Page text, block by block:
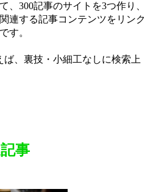
、300記事のサイトを3つ作り、
連する記事コンテンツをリンク
す。
ば、裏技・小細工なしに検索上
事